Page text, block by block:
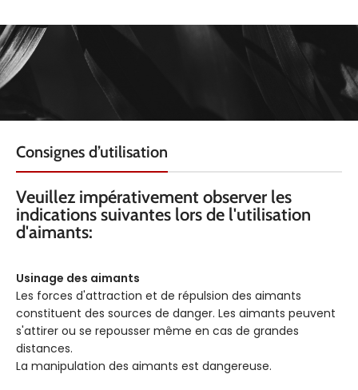
Consignes d’utilisation
Veuillez impérativement observer les
indications suivantes lors de l'utilisation
d'aimants:
Usinage des aimants
Les forces d'attraction et de répulsion des aimants
constituent des sources de danger. Les aimants peuvent
s'attirer ou se repousser même en cas de grandes
distances.
La manipulation des aimants est dangereuse.